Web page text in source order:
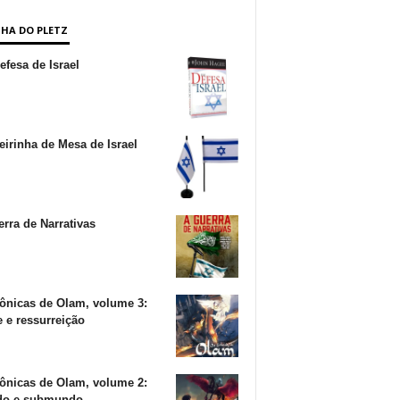
DO PLETZ
de Israel
de Mesa de Israel
de Narrativas
de Olam, volume 3:
e ressurreição
de Olam, volume 2: